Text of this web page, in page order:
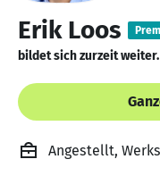
Erik Loos
bildet sich zurzeit
Angestellt,